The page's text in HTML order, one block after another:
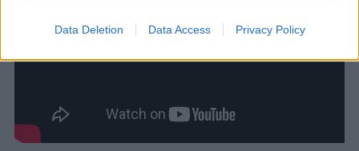
Data Deletion Data Access Privacy Policy